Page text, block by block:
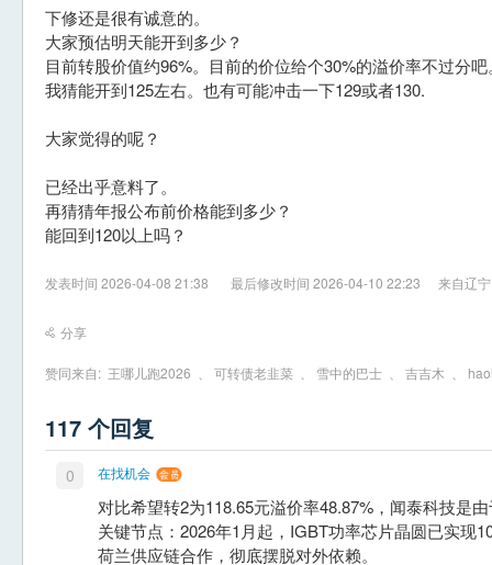
下修还是很有诚意的。
大家预估明天能开到多少？
目前转股价值约96%。目前的价位给个30%的溢价率不过分吧
我猜能开到125左右。也有可能冲击一下129或者130.
大家觉得的呢？
已经出乎意料了。
再猜猜年报公布前价格能到多少？
能回到120以上吗？
发表时间 2026-04-08 21:38 最后修改时间 2026-04-10 22:23 来自辽宁
分享
赞同来自: 王哪儿跑2026 可转债老韭菜 雪中的巴士 吉吉木
117 个回复
0 在找机会
对比希望转2为118.65元溢价率48.87%，闻泰科技是
关键节点：2026年1月起，IGBT功率芯片晶圆已实现
荷兰供应链合作，彻底摆脱对外依赖。